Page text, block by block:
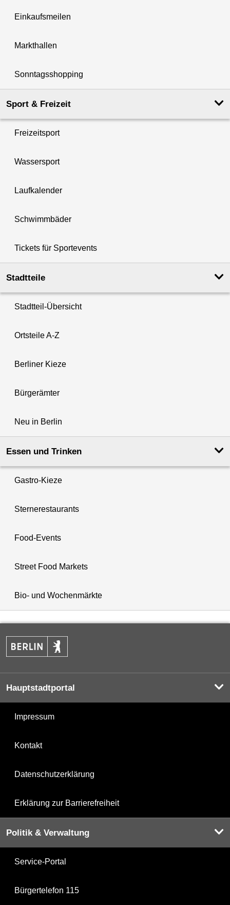
Einkaufsmeilen
Markthallen
Sonntagsshopping
Sport & Freizeit
Freizeitsport
Wassersport
Laufkalender
Schwimmbäder
Tickets für Sportevents
Stadtteile
Stadtteil-Übersicht
Ortsteile A-Z
Berliner Kieze
Bürgerämter
Neu in Berlin
Essen und Trinken
Gastro-Kieze
Sternerestaurants
Food-Events
Street Food Markets
Bio- und Wochenmärkte
Hauptstadtportal
Impressum
Kontakt
Datenschutzerklärung
Erklärung zur Barrierefreiheit
Politik & Verwaltung
Service-Portal
Bürgertelefon 115